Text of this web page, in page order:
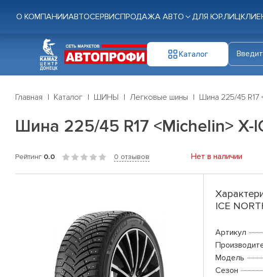
О КОМПАНИИАВТОСЕРВИСПРОДАЖА АВТО ДЛЯ ЮР.ЛИЦ
Каталог
Главная Каталог ШИНЫ Легковые шины Шина 225/45 R17
Шина 225/45 R17 <Michelin>
Рейтинг 0.0 0 отзывов Нет в наличии
ICE
Артикул
Модель
Сезон